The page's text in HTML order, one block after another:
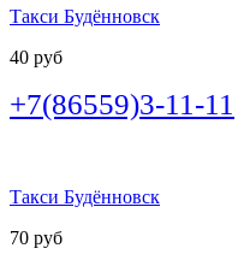
Такси Будённовск
40 руб
+7(86559)3-11-11
Такси Будённовск
70 руб